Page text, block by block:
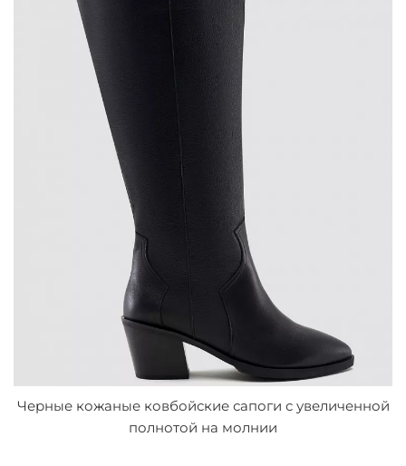
Черные кожаные ковбойские сапоги с увеличенной
полнотой на молнии